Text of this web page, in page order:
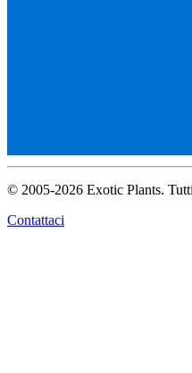
© 2005-2026 Exotic Plants.
Contattaci